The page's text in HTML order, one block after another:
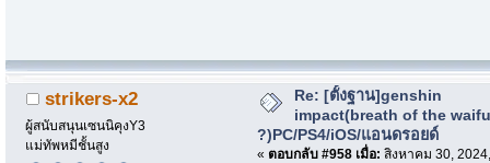
strikers-x2
ผู้สนับสนุนเซนนิคุงY3
แม่ทัพหมีชั้นสูง
Re: [ตั้งฐาน]genshin
impact(breath of the waifu
?)PC/PS4/iOS/แอนดรอยด์
« ตอบกลับ #958 เมื่อ: สิงหาคม 30,